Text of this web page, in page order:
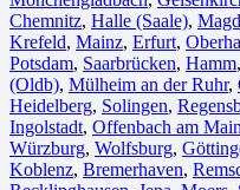
Chemnitz⁠, Halle (Saale)⁠,
Krefeld⁠, Mainz⁠, Erfurt,
Potsdam, Saarbrücken⁠, Hamm,
(Oldb), Mülheim an der Ruhr,
Heidelberg, Solingen,
Ingolstadt, Offenbach am Main
Würzburg, Wolfsburg⁠,
Koblenz, Bremerhaven⁠,